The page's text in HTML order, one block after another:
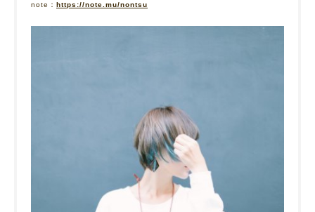
note：
https://note.mu/nontsu